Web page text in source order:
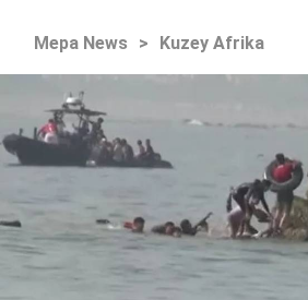
Mepa News > Kuzey Afrika